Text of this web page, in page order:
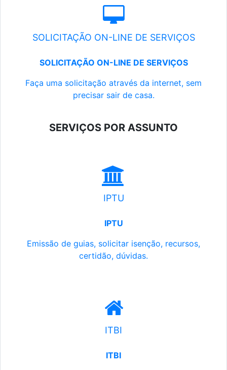
SOLICITAÇÃO ON-LINE DE SERVIÇOS
SOLICITAÇÃO ON-LINE DE SERVIÇOS
Faça uma solicitação através da internet, sem
precisar sair de casa.
SERVIÇOS POR ASSUNTO
IPTU
IPTU
Emissão de guias, solicitar isenção, recursos,
certidão, dúvidas.
ITBI
ITBI